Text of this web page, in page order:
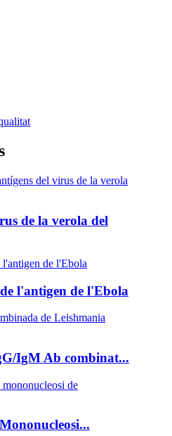
de la verola del
l'antigen de l'Ebola
IgM Ab combinat...